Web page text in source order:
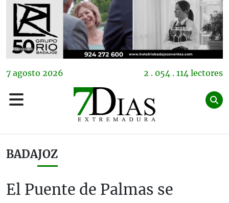
7 agosto 2026 2 . 054 . 114 lectores
BADAJOZ
El Puente de Palmas se